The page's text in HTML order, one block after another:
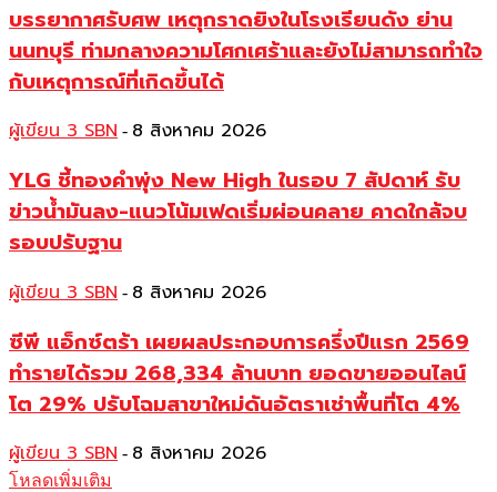
บรรยากาศรับศพ เหตุกราดยิงในโรงเรียนดัง ย่าน
นนทบุรี ท่ามกลางความโศกเศร้าและยังไม่สามารถทำใจ
กับเหตุการณ์ที่เกิดขึ้นได้
ผู้เขียน 3 SBN - 8 สิงหาคม 2026
YLG ชี้ทองคำพุ่ง New High ในรอบ 7 สัปดาห์ รับ
ข่าวน้ำมันลง-แนวโน้มเฟดเริ่มผ่อนคลาย คาดใกล้จบ
รอบปรับฐาน
ผู้เขียน 3 SBN - 8 สิงหาคม 2026
ซีพี แอ็กซ์ตร้า เผยผลประกอบการครึ่งปีแรก 2569
ทำรายได้รวม 268,334 ล้านบาท ยอดขายออนไลน์
โต 29% ปรับโฉมสาขาใหม่ดันอัตราเช่าพื้นที่โต 4%
ผู้เขียน 3 SBN - 8 สิงหาคม 2026
โหลดเพิ่มเติม